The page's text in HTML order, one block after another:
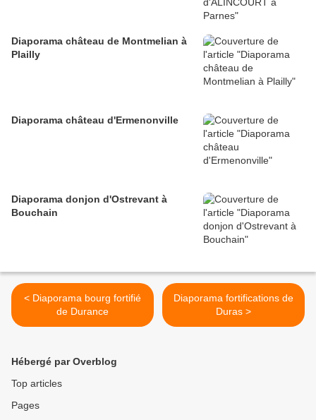
Diaporama château de Montmelian à
Plailly
Diaporama château d'Ermenonville
Diaporama donjon d'Ostrevant à
Bouchain
< Diaporama bourg fortifié
de Durance
Diaporama fortifications de
Duras >
Hébergé par Overblog
Top articles
Pages